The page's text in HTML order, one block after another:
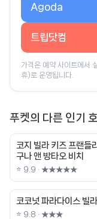
Agoda
트립닷컴
가격은 예약 사이트에서
휴)로 운영됩니다.
푸켓의 다른 인기
코지 빌라 키즈 프랜들
구나 앤 방타오 비치
⭐ 9.9 · ★★★★★
코코넛 파라다이스 빌라
⭐ 9.8 · ★★★